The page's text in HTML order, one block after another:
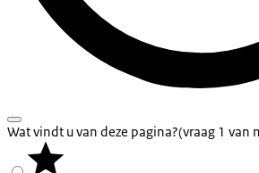
Wat vindt u van deze pagina?(vraag 1 van